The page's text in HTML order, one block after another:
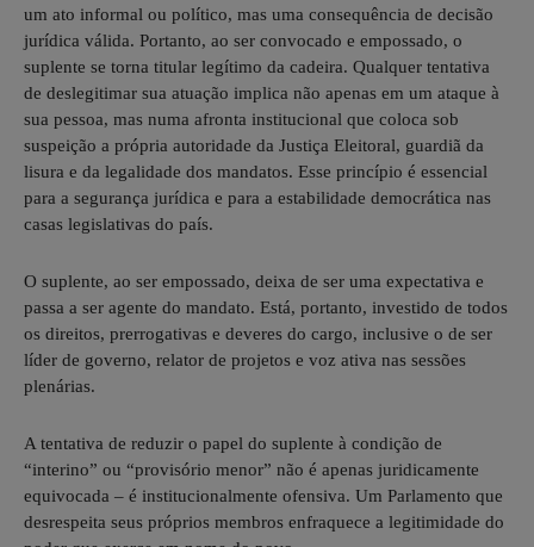
um ato informal ou político, mas uma consequência de decisão
jurídica válida. Portanto, ao ser convocado e empossado, o
suplente se torna titular legítimo da cadeira. Qualquer tentativa
de deslegitimar sua atuação implica não apenas em um ataque à
sua pessoa, mas numa afronta institucional que coloca sob
suspeição a própria autoridade da Justiça Eleitoral, guardiã da
lisura e da legalidade dos mandatos. Esse princípio é essencial
para a segurança jurídica e para a estabilidade democrática nas
casas legislativas do país.
O suplente, ao ser empossado, deixa de ser uma expectativa e
passa a ser agente do mandato. Está, portanto, investido de todos
os direitos, prerrogativas e deveres do cargo, inclusive o de ser
líder de governo, relator de projetos e voz ativa nas sessões
plenárias.
A tentativa de reduzir o papel do suplente à condição de
“interino” ou “provisório menor” não é apenas juridicamente
equivocada – é institucionalmente ofensiva. Um Parlamento que
desrespeita seus próprios membros enfraquece a legitimidade do